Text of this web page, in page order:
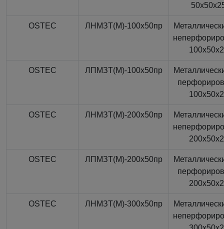
OSTEC ЛНМЗТ(М)-100x50пр
OSTEC ЛПМЗТ(М)-100x50пр
OSTEC ЛНМЗТ(М)-200x50пр
OSTEC ЛПМЗТ(М)-200x50пр
OSTEC ЛНМЗТ(М)-300x50пр